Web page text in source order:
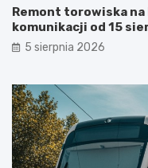
Remont torowiska na
komunikacji od 15
5 sierpnia 2026